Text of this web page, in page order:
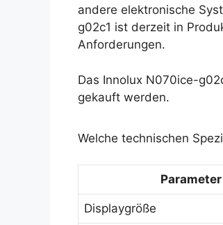
andere elektronische
g02c1 ist derzeit in
Anforderungen.
Das Innolux N070ice-
gekauft werden.
Welche technischen
Parameter
Displaygröße